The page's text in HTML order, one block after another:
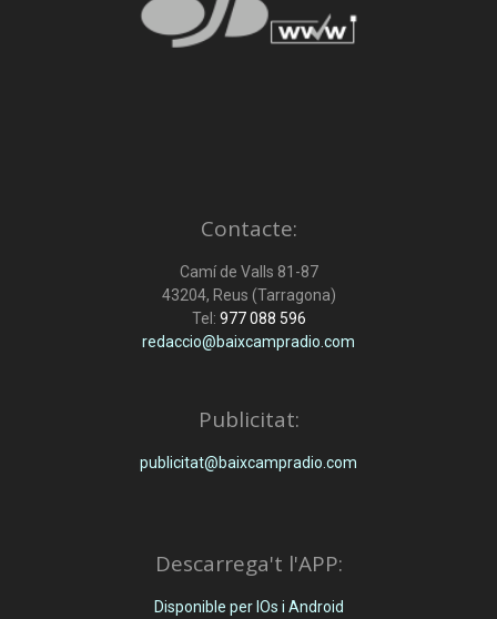
Contacte:
Camí de Valls 81-87
43204, Reus (Tarragona)
Tel: 977 088 596
redaccio@baixcampradio.com
Publicitat:
publicitat@baixcampradio.com
Descarrega't l'APP:
Disponible per IOs i Android